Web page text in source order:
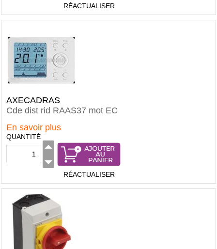
RÉACTUALISER
AXECADRAS
Cde dist rid RAAS37 mot EC
En savoir plus
QUANTITÉ
RÉACTUALISER